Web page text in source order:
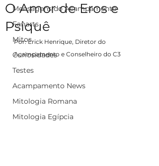
Mensagens do Acampamento
Fanarts
Mitos
Curiosidades
Testes
Acampamento News
Mitologia Romana
Mitologia Egípcia
O Amor de Eros e
Psiquê
Por: Erick Henrique, Diretor do
Acampamento e Conselheiro do C3